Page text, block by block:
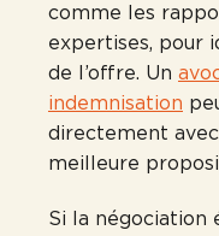
comme les
expertises, pour
de l’offre. Un
indemnisation
directement
meilleure
Si la négociation